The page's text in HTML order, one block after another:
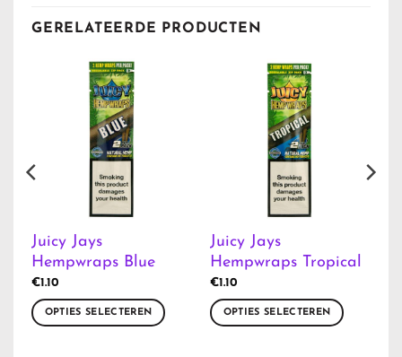
GERELATEERDE PRODUCTEN
Juicy Jays
Hempwraps Blue
€1.10
OPTIES SELECTEREN
Juicy Jays
Hempwraps Tropical
€1.10
OPTIES SELECTEREN